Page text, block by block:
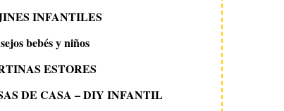
INFANTILES
bebés y niños
ESTORES
DE CASA – DIY INFANTIL